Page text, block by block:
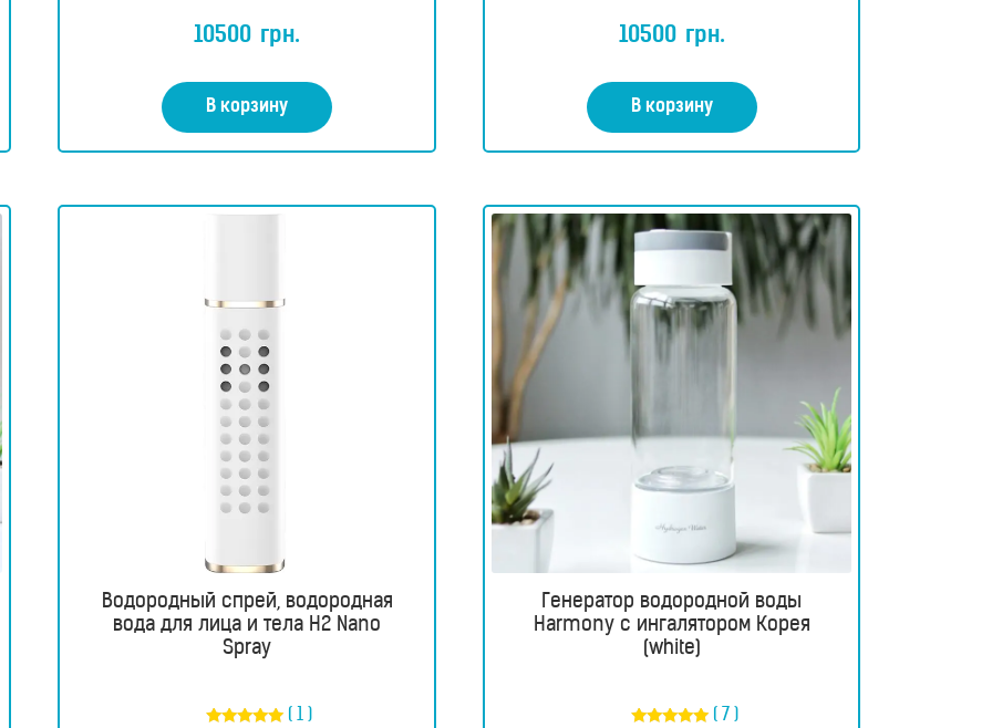
5.00
из 5
10500 грн.
В корзину
4.75
из 5
10500 грн.
В корзину
Водородный спрей, водородная
вода для лица и тела H2 Nano
Spray
( 1 )
Генератор водородной воды
Harmony с ингалятором Корея
(white)
( 7 )